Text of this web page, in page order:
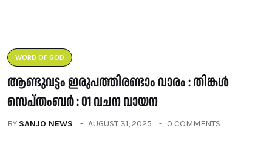
WORD OF GOD
ആണ്ടുവട്ടം ഇരുപത്തിരണ്ടാം വാരം : തിങ്കൾ
സെപ്തംബർ : 01 വചന വായന
BY SANJO NEWS AUGUST 31, 2025 0 COMMENTS